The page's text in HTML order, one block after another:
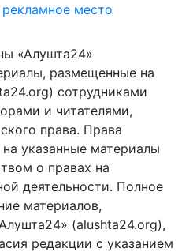
рекламное место
«Алушта24»
размещенные на
сотрудниками
и читателями,
права. Права
указанные материалы
о правах на
деятельности. Полное
материалов,
(alushta24.org),
редакции с указанием